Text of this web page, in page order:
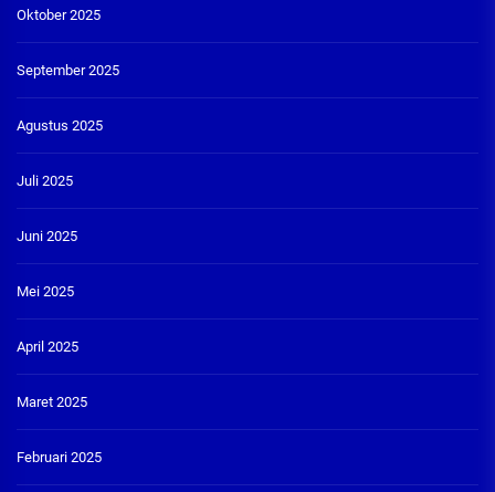
Oktober 2025
September 2025
Agustus 2025
Juli 2025
Juni 2025
Mei 2025
April 2025
Maret 2025
Februari 2025